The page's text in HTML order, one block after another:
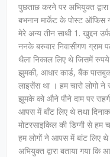
पुछताछ करने पर अभियुक्त
बभनान मार्केट के पोस्ट ऑफिस
मेरे अन्य तीन साथी 1. खुद्दन
ननके बरुवार निवासीगण ग्राम
थैला निकाल लिए थे जिसमें
झुमकी, आधार कार्ड, बैंक
लाइसेंस था । हम चारो लोगो
झूमके को औने पौने दाम पर
आपस में बाँट लिए थे तथा
मोटरसाइकिल की डिग्गी से
हम लोगों ने आपस में बांट लिए थे
अभियुक्त द्वारा बताया गया